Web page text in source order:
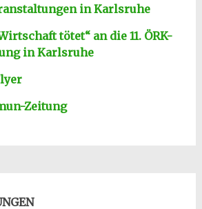
in Karlsruhe
tötet“ an die 11. ÖRK-
in Karlsruhe
Zeitung